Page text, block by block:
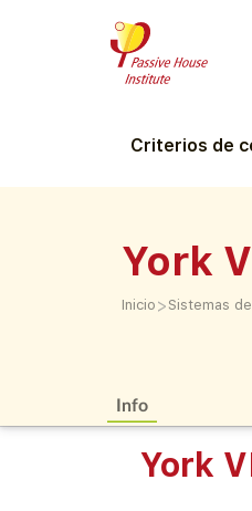
Criterios de
York
Inicio > Sistemas
Info
York